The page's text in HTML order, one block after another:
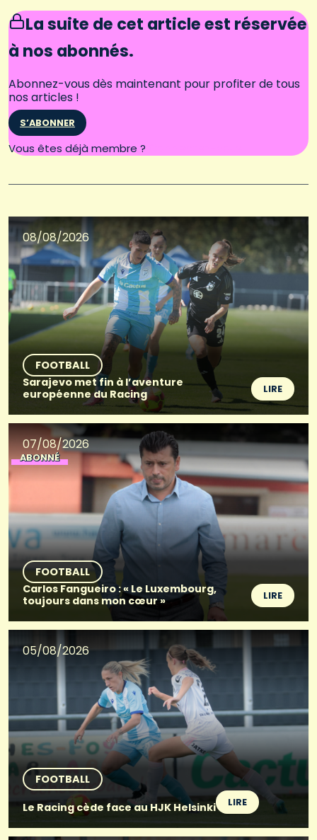
La suite de cet article est réservée
à nos abonnés.
Abonnez-vous dès maintenant pour profiter de tous
nos articles !
S’ABONNER
Vous êtes déjà membre ?
08/08/2026
FOOTBALL
Sarajevo met fin à l’aventure
européenne du Racing
LIRE
07/08/2026
ABONNÉ
FOOTBALL
Carlos Fangueiro : « Le Luxembourg,
toujours dans mon cœur »
LIRE
05/08/2026
FOOTBALL
Le Racing cède face au HJK Helsinki
LIRE